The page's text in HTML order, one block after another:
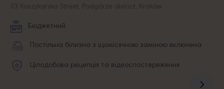
33 Koszykarska Street, Podgórze district, Kraków
Бюджетний
Постільна білизна з щомісячною заміною включена
Цілодобова рецепція та відеоспостереження